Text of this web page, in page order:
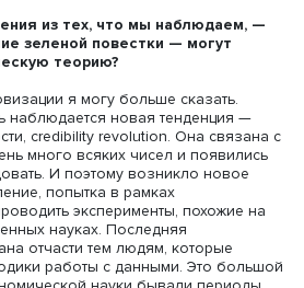
например связанные с
среагировать. Вот недавно мы
и подскок вверх
штамма омикрон.
непонятно, как будет экономика
— акции просели. Потом
— акции подскочили.
и там многое зависит от
под названием
Вот она наверняка
из этого кризиса. Но никаких
я не предвижу.